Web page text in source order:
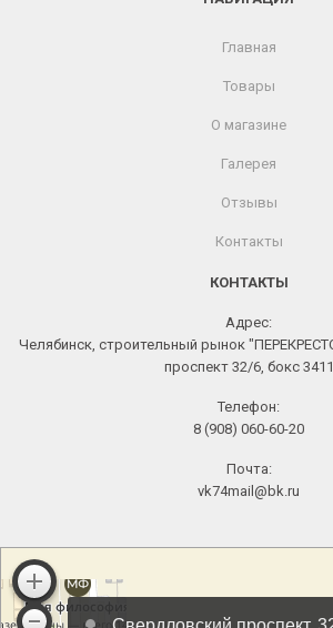
Главная
Товары
О магазине
Галерея
Отзывы
Контакты
КОНТАКТЫ
Адрес:
Челябинск, строительный рынок
проспект 32/6, бокс 3411
Телефон:
8 (908) 060-60-20
Почта:
vk74mail@bk.ru